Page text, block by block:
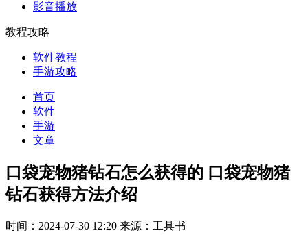
影音播放
教程攻略
软件教程
手游攻略
首页
软件
手游
文章
口袋宠物猪钻石怎么获得的 口袋宠物猪
钻石获得方法介绍
时间：2024-07-30 12:20 来源：工具书